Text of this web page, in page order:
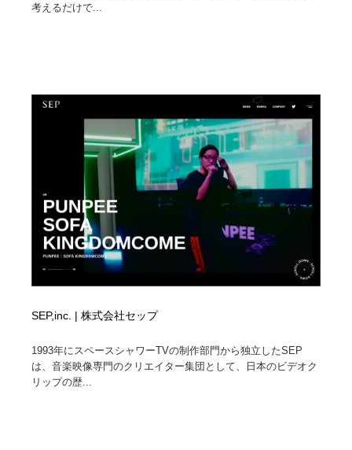
考えるだけで...
SEP,inc. | 株式会社セップ
1993年にスペースシャワーTVの制作部門から独立したSEP
は、音楽映像専門のクリエイター集団として、日本のビデオク
リップの歴...